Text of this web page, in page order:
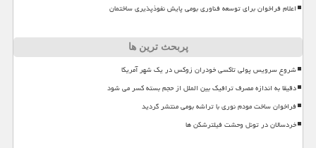
اعلام فراخوان برای توسعه فناوری بومی پایش نفوذپذیری ساختمان
پربحث ترین ها
شروع سرویس پولی تاکسی خودران زوکس در یک شهر آمریکا
دقیقا به اندازه مصرف ترافیک بین الملل از حجم بسته کسر می شود
فراخوان ساخت مودم نوری با تراشه بومی منتشر گردید
خردسالان در تونل وحشت فیلترشکن ها